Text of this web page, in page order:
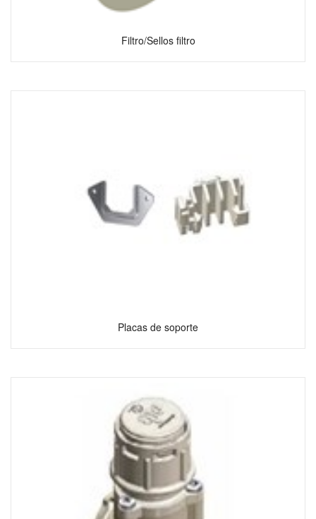
Filtro/Sellos filtro
Placas de soporte